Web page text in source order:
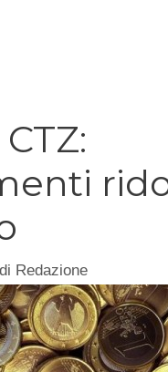
di Redazione